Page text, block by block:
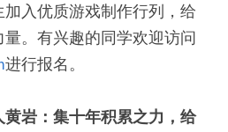
入优质游戏制作行列，给
。有兴趣的同学欢迎访问
进行报名。
岩：集十年积累之力，给